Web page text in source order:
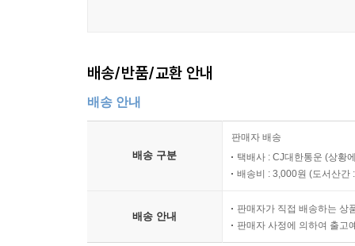
배송/반품/교환 안내
배송 안내
배송 구분
판매자 배송
택배사 : CJ대한통운 (상황
배송비 : 3,000원 (도서산간
배송 안내
판매자가 직접 배송하는 상
판매자 사정에 의하여 출고